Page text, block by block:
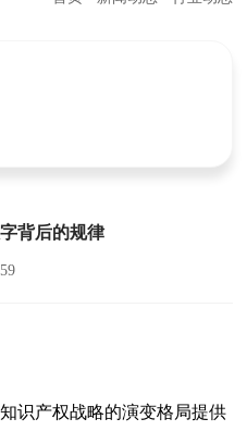
背后的规律
识产权战略的演变格局提供